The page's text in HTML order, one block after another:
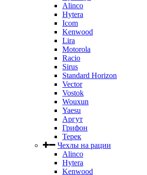
Alinco
Hytera
Icom
Kenwood
Lira
Motorola
Racio
Sirus
Standard Horizon
Vector
Vostok
Wouxun
Yaesu
Аргут
Грифон
Терек
Чехлы на рации
Alinco
Hytera
Kenwood